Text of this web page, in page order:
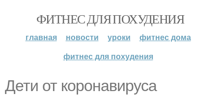
ФИТНЕС ДЛЯ ПОХУДЕНИЯ
главная новости уроки
фитнес дома
фитнес для похудения
Дети от коронавируса